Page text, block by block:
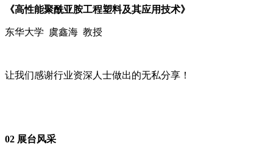
《高性能聚酰亚胺工程塑料及其应用技术》
东华大学 虞鑫海 教授
让我们感谢行业资深人士做出的无私分享！
02 展台风采